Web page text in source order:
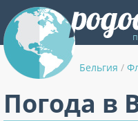
Бельгия /
Погода в